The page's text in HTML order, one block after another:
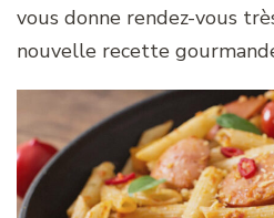
vous donne rendez-vous
nouvelle recette